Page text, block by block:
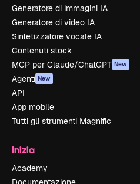
Generatore di immagini IA
Generatore di video IA
Sintetizzatore vocale IA
Contenuti stock
MCP per Claude/ChatGPT New
Agenti New
API
App mobile
Tutti gli strumenti Magnific
Inizia
Academy